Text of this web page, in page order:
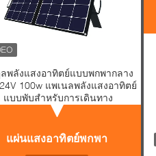
พลังแสงอาทิตย์แบบพกพากลาง
100w แพเนลพลังแสงอาทิตย์
แบบพับสําหรับการเดินทาง
แผ่นแสงอาทิตย์พกพา